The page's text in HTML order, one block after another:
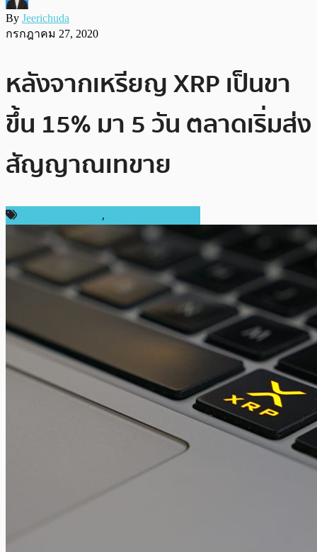
By Jeerichuda
กรกฎาคม 27, 2020
หลังจากเหรียญ XRP เป็นขา
ขึ้น 15% มา 5 วัน ตลาดเริ่มส่ง
สัญญาณเทขาย
,